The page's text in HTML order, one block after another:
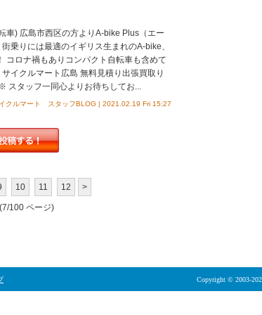
車) 広島市西区の方よりA-bike Plus（エー
乗りには最適のイギリス生まれのA-bike、
コロナ禍もありコンパクト自転車も含めて
イクルマート広島 無料見積り出張買取り
スタッフ一同心よりお待ちしてお...
クルマート スタッフBLOG | 2021.02.19 Fri 15:27
10 11 12 >
100 ページ)
Copyright © 2003-